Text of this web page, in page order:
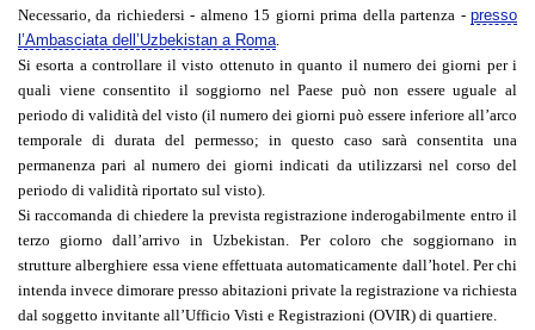
Necessario, da richiedersi - almeno 15 giorni prima della partenza - presso
l’Ambasciata dell’Uzbekistan a Roma.
Si esorta a controllare il visto ottenuto in quanto il numero dei giorni per i
quali viene consentito il soggiorno nel Paese può non essere uguale al
periodo di validità del visto (il numero dei giorni può essere inferiore all’arco
temporale di durata del permesso; in questo caso sarà consentita una
permanenza pari al numero dei giorni indicati da utilizzarsi nel corso del
periodo di validità riportato sul visto).
Si raccomanda di chiedere la prevista registrazione inderogabilmente entro il
terzo giorno dall’arrivo in Uzbekistan. Per coloro che soggiornano in
strutture alberghiere essa viene effettuata automaticamente dall’hotel. Per chi
intenda invece dimorare presso abitazioni private la registrazione va richiesta
dal soggetto invitante all’Ufficio Visti e Registrazioni (OVIR) di quartiere.